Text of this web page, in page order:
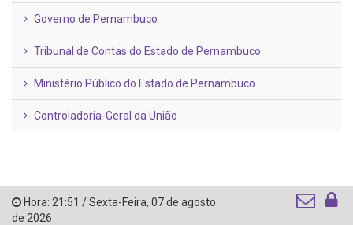
Governo de Pernambuco
Tribunal de Contas do Estado de Pernambuco
Ministério Público do Estado de Pernambuco
Controladoria-Geral da União
Hora: 21:51 /Sexta-Feira, 07 de agosto
de 2026